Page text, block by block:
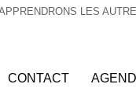
LES
CONTACT